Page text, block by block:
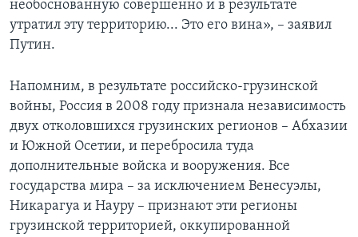
необоснованную совершенно и в результате
утратил эту территорию... Это его вина», – заявил
Путин.
Напомним, в результате российско-грузинской
войны, Россия в 2008 году признала независимость
двух отколовшихся грузинских регионов – Абхазии
и Южной Осетии, и перебросила туда
дополнительные войска и вооружения. Все
государства мира – за исключением Венесуэлы,
Никарагуа и Науру – признают эти регионы
грузинской территорией, оккупированной